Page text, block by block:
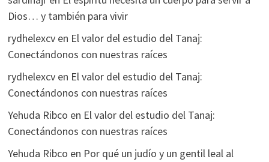
Dios… y también para vivir
rydhelexcven El valor del estudio del Tanaj:
Conectándonos con nuestras raíces
rydhelexcven El valor del estudio del Tanaj:
Conectándonos con nuestras raíces
Yehuda Ribco en El valor del estudio del Tanaj:
Conectándonos con nuestras raíces
Yehuda Ribco en Por qué un judío y un gentil leal al